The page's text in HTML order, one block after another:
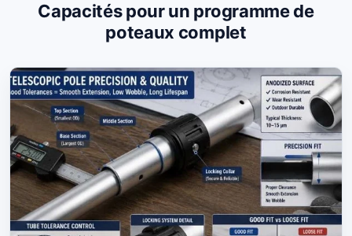
Capacités pour un programme de
poteaux complet